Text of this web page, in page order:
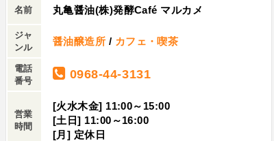
名前 丸亀醤油(株)発酵Café マルカメ
ジャ
ンル
醤油醸造所 / カフェ・喫茶
電話
番号
0968-44-3131
営業
時間
[火水木金] 11:00～15:00
[土日] 11:00～16:00
[月] 定休日